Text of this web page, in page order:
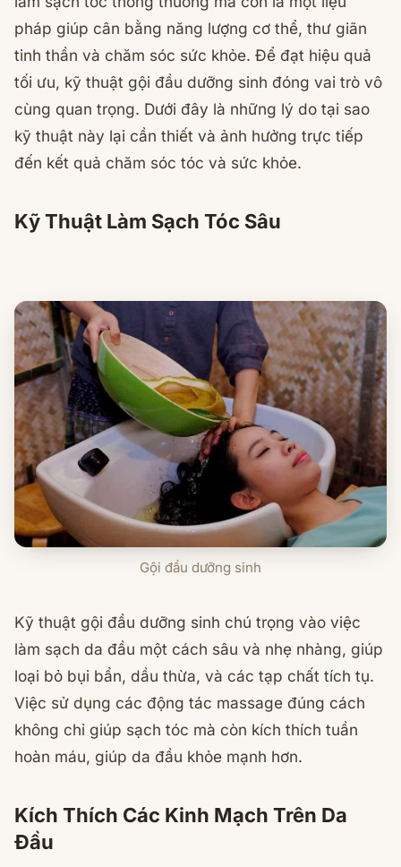
pháp giúp cân bằng năng lượng cơ thể, thư giãn
tinh thần và chăm sóc sức khỏe. Để đạt hiệu quả
tối ưu, kỹ thuật gội đầu dưỡng sinh đóng vai trò vô
cùng quan trọng. Dưới đây là những lý do tại sao
kỹ thuật này lại cần thiết và ảnh hưởng trực tiếp
đến kết quả chăm sóc tóc và sức khỏe.
Kỹ Thuật Làm Sạch Tóc Sâu
Gội đầu dưỡng sinh
Kỹ thuật gội đầu dưỡng sinh chú trọng vào việc
làm sạch da đầu một cách sâu và nhẹ nhàng, giúp
loại bỏ bụi bẩn, dầu thừa, và các tạp chất tích tụ.
Việc sử dụng các động tác massage đúng cách
không chỉ giúp sạch tóc mà còn kích thích tuần
hoàn máu, giúp da đầu khỏe mạnh hơn.
Kích Thích Các Kinh Mạch Trên Da
Đầu